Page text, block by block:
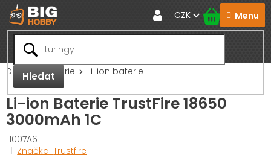
Přejít
na
obsah
Hledat
CZK
Domů Baterie Li-ion baterie
Li-ion Baterie TrustFire 18650
3000mAh 1C
LI007A6
Značka:Trustfire